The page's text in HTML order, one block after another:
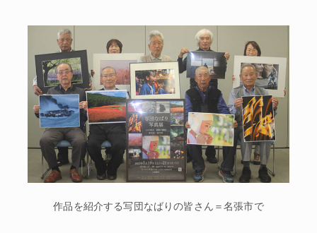
作品を紹介する写団なばりの皆さん＝名張市で